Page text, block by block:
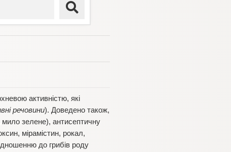
активністю, які
речовини). Доведено також,
зелене), антисептичну
мірамістин, рокал,
до грибів роду